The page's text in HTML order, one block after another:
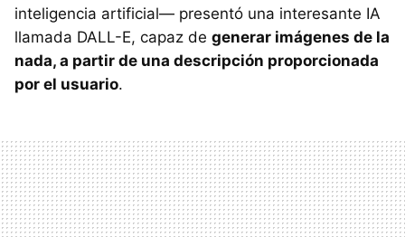
inteligencia artificial— presentó una interesante IA
llamada DALL-E, capaz de generar imágenes de la
nada, a partir de una descripción proporcionada
por el usuario.